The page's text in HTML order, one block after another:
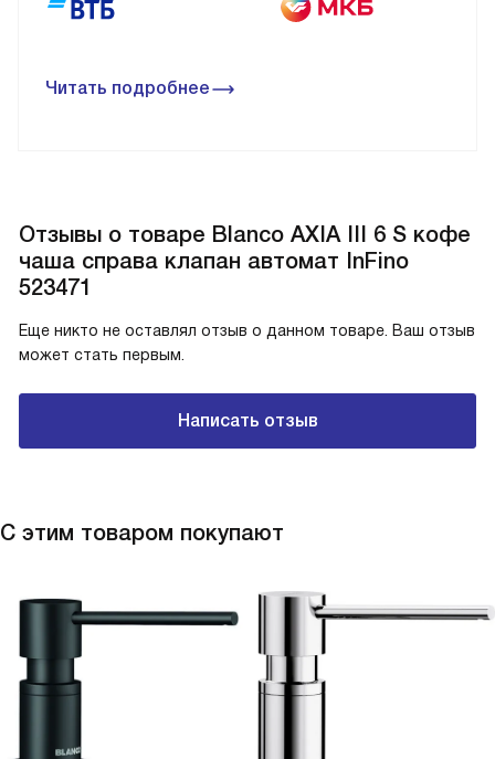
Читать подробнее
Отзывы о товаре Blanco AXIA III 6 S кофе
чаша справа клапан автомат InFino
523471
Еще никто не оставлял отзыв о данном товаре. Ваш отзыв
может стать первым.
Написать отзыв
С этим товаром покупают